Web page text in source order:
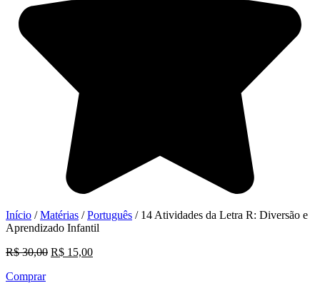
Início /Matérias /Português / 14 Atividades da Letra R: Diversão e
Aprendizado Infantil
R$30,00 O
R$ 15,00O
Comprar